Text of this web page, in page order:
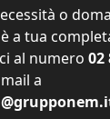
o
a tua
al numero 02
a